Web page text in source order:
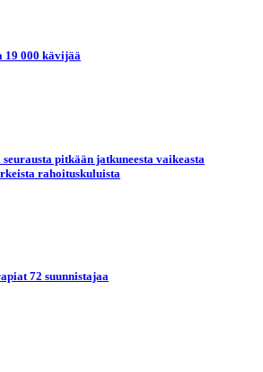
19 000 kävijää
pitkään jatkuneesta vaikeasta
rahoituskuluista
72 suunnistajaa